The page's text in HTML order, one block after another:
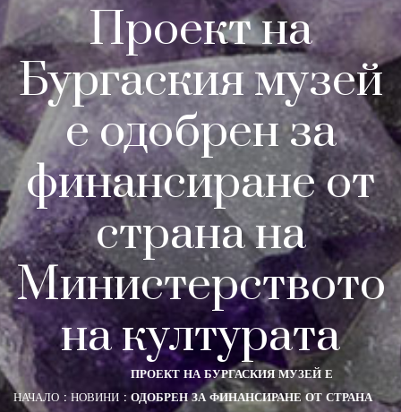
Проект на
Бургаския музей
е одобрен за
финансиране от
страна на
Министерството
на културата
НАЧАЛО НОВИНИ
ПРОЕКТ НА БУРГАСКИЯ МУЗЕЙ Е
ОДОБРЕН ЗА ФИНАНСИРАНЕ ОТ СТРАНА